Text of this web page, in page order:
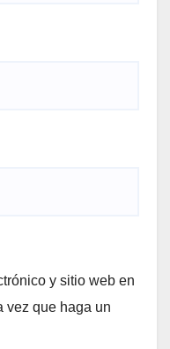
y sitio web en
vez que haga un